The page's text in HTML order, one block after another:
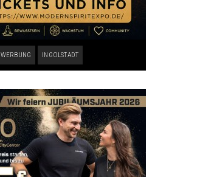
WERBUNG INGOLSTADT